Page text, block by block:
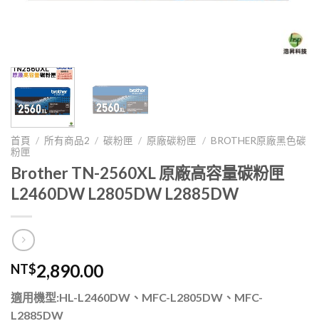
首頁 / 所有商品2 / 碳粉匣 / 原廠碳粉匣 / BROTHER原廠黑色碳
粉匣
Brother TN-2560XL 原廠高容量碳粉匣
L2460DW L2805DW L2885DW
NT$2,890.00
適用機型:HL-L2460DW、MFC-L2805DW、MFC-
L2885DW